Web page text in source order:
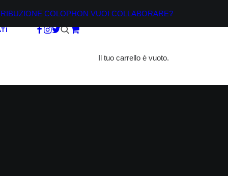
COLOPHON VUOI COLLABORARE?
Il tuo carrello è vuoto.